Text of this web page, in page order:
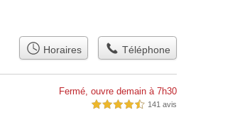
Horaires Téléphone
Fermé, ouvre demain à 7h30
4,5 étoiles sur 5 141 avis